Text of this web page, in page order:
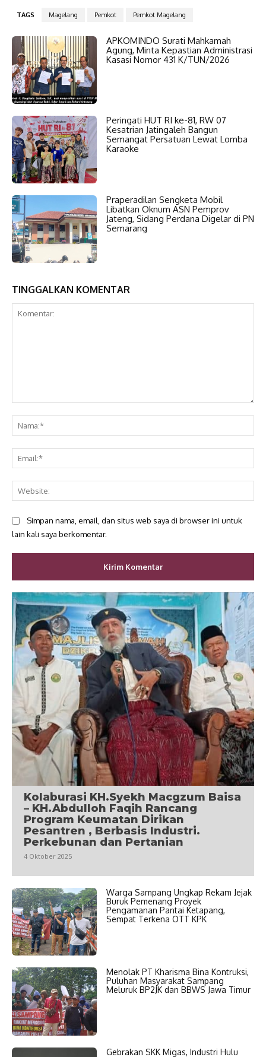
TAGS Magelang Pemkot Pemkot Magelang
APKOMINDO Surati Mahkamah
Agung, Minta Kepastian Administrasi
Kasasi Nomor 431 K/TUN/2026
Peringati HUT RI ke-81, RW 07
Kesatrian Jatingaleh Bangun
Semangat Persatuan Lewat Lomba
Karaoke
Praperadilan Sengketa Mobil
Libatkan Oknum ASN Pemprov
Jateng, Sidang Perdana Digelar di PN
Semarang
TINGGALKAN KOMENTAR
Simpan nama, email, dan situs web saya di browser ini untuk
lain kali saya berkomentar.
Kolaburasi KH.Syekh Macgzum Baisa
– KH.Abdulloh Faqih Rancang
Program Keumatan Dirikan
Pesantren , Berbasis Industri.
Perkebunan dan Pertanian
4 Oktober 2025
Warga Sampang Ungkap Rekam Jejak
Buruk Pemenang Proyek
Pengamanan Pantai Ketapang,
Sempat Terkena OTT KPK
Menolak PT Kharisma Bina Kontruksi,
Puluhan Masyarakat Sampang
Meluruk BP2JK dan BBWS Jawa Timur
Gebrakan SKK Migas, Industri Hulu